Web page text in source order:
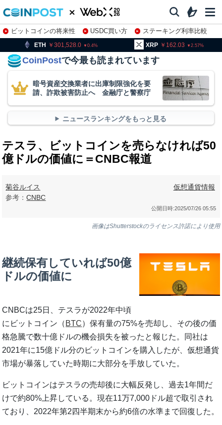
ビットコインの将来性 USDC買い方
ステーキング利率比較
株特集・関連銘柄
301,528.0 0.4 162.03 2.57
CoinPostで今最も読まれています
暗号資産交換業者に出庫制限強化を要
請、詐欺被害防止へ 金融庁と警察庁
ニュースランキングをもっと見る
テスラ、ビットコインを売らなければ50
億ドルの価値に＝CNBC報道
菊谷ルイス
参考：CNBC
仮想通貨情報
公開日時:2025/07/26 05:55
画像はShutterstockのライセンス許諾により使用
継続保有していれば50億
ドルの価値に
CNBCは25日、テスラが2022年中頃
にビットコイン（ BTC）保有量の75%を売却し、その後の価
格急騰で数十億ドルの機会損失を被ったと報じた。同社は
2021年に15億ドル分のビットコインを購入したが、仮想通貨
市場が暴落していた時期に大部分を手放していた。
ビットコインはテスラの売却後に大幅反発し、過去1年間だ
けで約80%上昇している。現在11万7,000ドル超で取引され
ており、2022年第2四半期末から約6倍の水準まで回復した。